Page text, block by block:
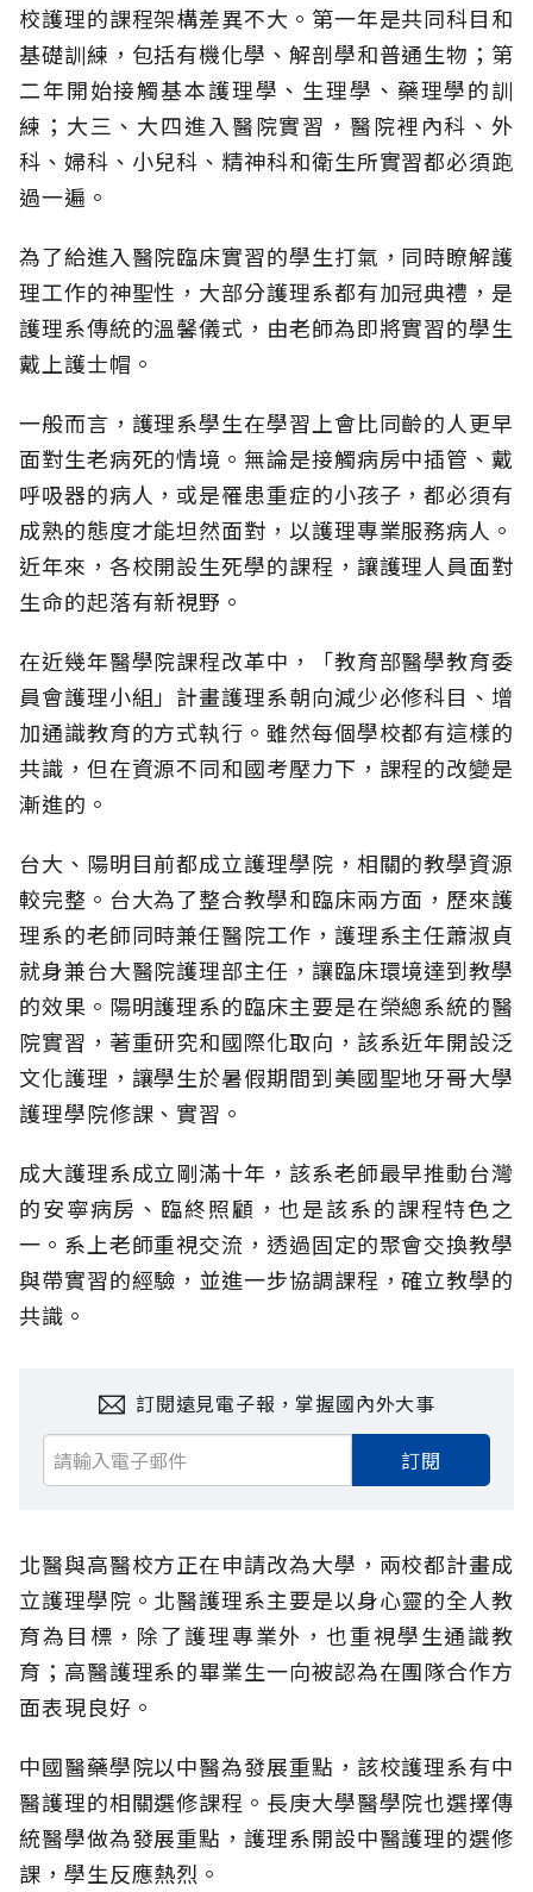
校護理的課程架構差異不大。第一年是共同科目和
基礎訓練，包括有機化學、解剖學和普通生物；第
二年開始接觸基本護理學、生理學、藥理學的訓
練；大三、大四進入醫院實習，醫院裡內科、外
科、婦科、小兒科、精神科和衛生所實習都必須跑
過一遍。
為了給進入醫院臨床實習的學生打氣，同時瞭解護
理工作的神聖性，大部分護理系都有加冠典禮，是
護理系傳統的溫馨儀式，由老師為即將實習的學生
戴上護士帽。
一般而言，護理系學生在學習上會比同齡的人更早
面對生老病死的情境。無論是接觸病房中插管、戴
呼吸器的病人，或是罹患重症的小孩子，都必須有
成熟的態度才能坦然面對，以護理專業服務病人。
近年來，各校開設生死學的課程，讓護理人員面對
生命的起落有新視野。
在近幾年醫學院課程改革中，「教育部醫學教育委
員會護理小組」計畫護理系朝向減少必修科目、增
加通識教育的方式執行。雖然每個學校都有這樣的
共識，但在資源不同和國考壓力下，課程的改變是
漸進的。
台大、陽明目前都成立護理學院，相關的教學資源
較完整。台大為了整合教學和臨床兩方面，歷來護
理系的老師同時兼任醫院工作，護理系主任蕭淑貞
就身兼台大醫院護理部主任，讓臨床環境達到教學
的效果。陽明護理系的臨床主要是在榮總系統的醫
院實習，著重研究和國際化取向，該系近年開設泛
文化護理，讓學生於暑假期間到美國聖地牙哥大學
護理學院修課、實習。
成大護理系成立剛滿十年，該系老師最早推動台灣
的安寧病房、臨終照顧，也是該系的課程特色之
一。系上老師重視交流，透過固定的聚會交換教學
與帶實習的經驗，並進一步協調課程，確立教學的
共識。
訂閱遠見電子報，掌握國內外大事
訂閱
北醫與高醫校方正在申請改為大學，兩校都計畫成
立護理學院。北醫護理系主要是以身心靈的全人教
育為目標，除了護理專業外，也重視學生通識教
育；高醫護理系的畢業生一向被認為在團隊合作方
面表現良好。
中國醫藥學院以中醫為發展重點，該校護理系有中
醫護理的相關選修課程。長庚大學醫學院也選擇傳
統醫學做為發展重點，護理系開設中醫護理的選修
課，學生反應熱烈。